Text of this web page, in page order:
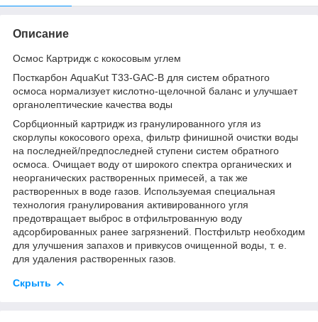
Описание
Осмос Картридж с кокосовым углем
Посткарбон AquaKut T33-GAC-B для систем обратного
осмоса нормализует кислотно-щелочной баланс и улучшает
органолептические качества воды
Сорбционный картридж из гранулированного угля из
скорлупы кокосового ореха, фильтр финишной очистки воды
на последней/предпоследней ступени систем обратного
осмоса. Очищает воду от широкого спектра органических и
неорганических растворенных примесей, а так же
растворенных в воде газов. Используемая специальная
технология гранулирования активированного угля
предотвращает выброс в отфильтрованную воду
адсорбированных ранее загрязнений. Постфильтр необходим
для улучшения запахов и привкусов очищенной воды, т. е.
для удаления растворенных газов.
Скрыть